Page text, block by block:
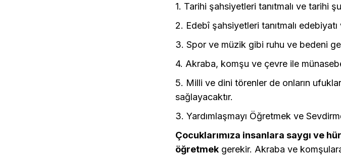
1. Tarihi şahsiyetleri tanıtmalı ve tarihi
2. Edebî şahsiyetleri tanıtmalı
3. Spor ve müzik gibi ruhu ve bedeni
4. Akraba, komşu ve çevre ile
5. Milli ve dini törenler de onların
sağlayacaktır.
3. Yardımlaşmayı Öğretmek ve
Çocuklarımıza insanlara saygı ve
öğretmek gerekir. Akraba ve